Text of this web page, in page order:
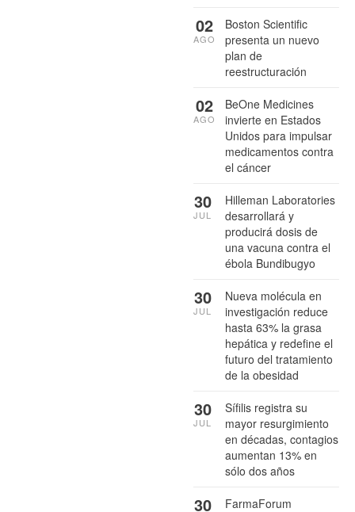
Boston Scientific
presenta un nuevo
plan de
reestructuración
02
AGO
BeOne Medicines
invierte en Estados
Unidos para impulsar
medicamentos contra
el cáncer
02
AGO
Hilleman Laboratories
desarrollará y
producirá dosis de
una vacuna contra el
ébola Bundibugyo
30
JUL
Nueva molécula en
investigación reduce
hasta 63% la grasa
hepática y redefine el
futuro del tratamiento
de la obesidad
30
JUL
Sífilis registra su
mayor resurgimiento
en décadas, contagios
aumentan 13% en
sólo dos años
30
JUL
FarmaForum
30